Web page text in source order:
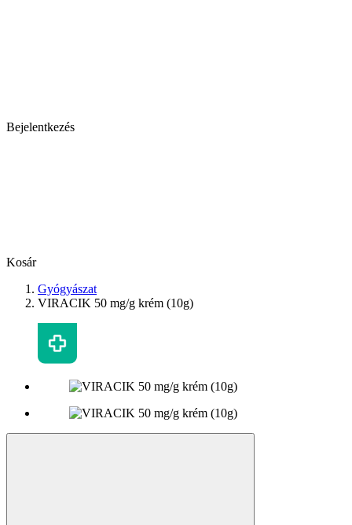
Bejelentkezés
Kosár
Gyógyászat
VIRACIK 50 mg/g krém (10g)